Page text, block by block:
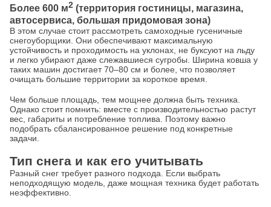
Более 600 м2 (территория гостиницы, магазина,
автосервиса, большая придомовая зона)
В этом случае стоит рассмотреть самоходные гусеничные
снегоуборщики. Они обеспечивают максимальную
устойчивость и проходимость на уклонах, не буксуют на льду
и легко убирают даже слежавшиеся сугробы. Ширина ковша у
таких машин достигает 70–80 см и более, что позволяет
очищать большие территории за короткое время.
Чем больше площадь, тем мощнее должна быть техника.
Однако стоит помнить: вместе с производительностью растут
вес, габариты и потребление топлива. Поэтому важно
подобрать сбалансированное решение под конкретные
задачи.
Тип снега и как его учитывать
Разный снег требует разного подхода. Если выбрать
неподходящую модель, даже мощная техника будет работать
неэффективно.